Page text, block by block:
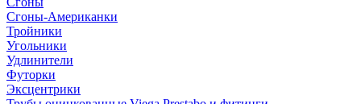
Сгоны-Американки
Тройники
Угольники
Удлинители
Футорки
Эксцентрики